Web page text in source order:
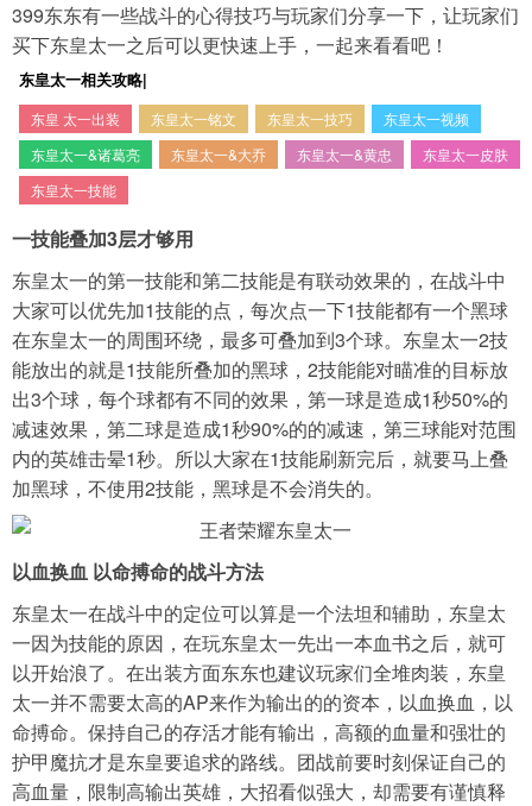
4399手机游戏网
导航
399东东有一些战斗的心得技巧与玩家们分享一下，让玩家们
买下东皇太一之后可以更快速上手，一起来看看吧！
东皇太一相关攻略|
东皇 太一出装 东皇太一铭文 东皇太一技巧
东皇太一视频
东皇太一&诸葛亮
东皇太一&大乔 东皇太一&黄忠
东皇太一皮肤
东皇太一技能
一技能叠加3层才够用
东皇太一的第一技能和第二技能是有联动效果的，在战斗中
大家可以优先加1技能的点，每次点一下1技能都有一个黑球
在东皇太一的周围环绕，最多可叠加到3个球。东皇太一2技
能放出的就是1技能所叠加的黑球，2技能能对瞄准的目标放
出3个球，每个球都有不同的效果，第一球是造成1秒50%的
减速效果，第二球是造成1秒90%的的减速，第三球能对范围
内的英雄击晕1秒。所以大家在1技能刷新完后，就要马上叠
加黑球，不使用2技能，黑球是不会消失的。
以血换血 以命搏命的战斗方法
东皇太一在战斗中的定位可以算是一个法坦和辅助，东皇太
一因为技能的原因，在玩东皇太一先出一本血书之后，就可
以开始浪了。在出装方面东东也建议玩家们全堆肉装，东皇
太一并不需要太高的AP来作为输出的的资本，以血换血，以
命搏命。保持自己的存活才能有输出，高额的血量和强壮的
护甲魔抗才是东皇要追求的路线。团战前要时刻保证自己的
高血量，限制高输出英雄，大招看似强大，却需要有谨慎释